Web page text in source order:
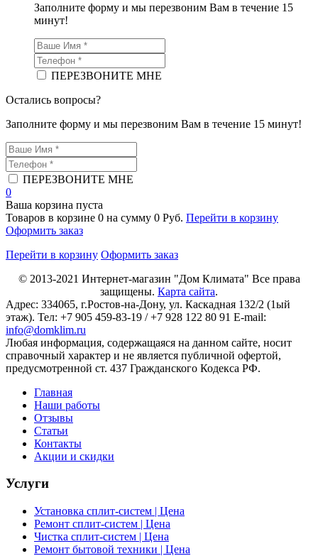
Заполните форму и мы перезвоним Вам в течение 15
минут!
ПЕРЕЗВОНИТЕ МНЕ
Остались вопросы?
Заполните форму и мы перезвоним Вам в течение 15 минут!
ПЕРЕЗВОНИТЕ МНЕ
0
Ваша корзина пуста
Товаров в корзине 0 на сумму 0 Руб. Перейти в корзину
Оформить заказ
Перейти в корзину Оформить заказ
© 2013-2021 Интернет-магазин "Дом Климата" Все права
защищены. Карта сайта.
Адрес: 334065, г.Ростов-на-Дону, ул. Каскадная 132/2 (1ый
этаж). Тел: +7 905 459-83-19 / +7 928 122 80 91 E-mail:
info@domklim.ru
Любая информация, содержащаяся на данном сайте, носит
справочный характер и не является публичной офертой,
предусмотренной ст. 437 Гражданского Кодекса РФ.
Главная
Наши работы
Отзывы
Статьи
Контакты
Акции и скидки
Услуги
Установка сплит-систем | Цена
Ремонт сплит-систем | Цена
Чистка сплит-систем | Цена
Ремонт бытовой техники | Цена